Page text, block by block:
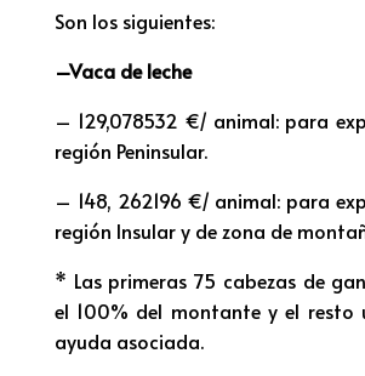
Son los siguientes:
–Vaca de leche
– 129,078532 €/ animal: para
región Peninsular.
– 148, 262196 €/ animal: para
región Insular y de zona de
* Las primeras 75 cabezas de
el 100% del montante y el resto
ayuda asociada.